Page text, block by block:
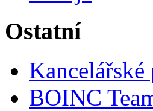
Ostatní
BOINC